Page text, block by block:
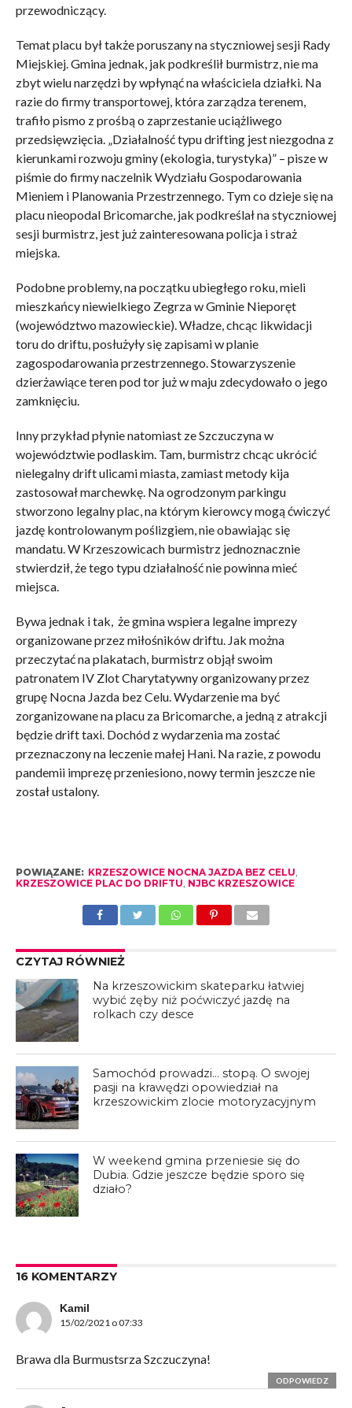
przewodniczący.
Temat placu był także poruszany na styczniowej sesji Rady
Miejskiej. Gmina jednak, jak podkreślił burmistrz, nie ma
zbyt wielu narzędzi by wpłynąć na właściciela działki. Na
razie do firmy transportowej, która zarządza terenem,
trafiło pismo z prośbą o zaprzestanie uciążliwego
przedsięwzięcia. „Działalność typu drifting jest niezgodna z
kierunkami rozwoju gminy (ekologia, turystyka)” – pisze w
piśmie do firmy naczelnik Wydziału Gospodarowania
Mieniem i Planowania Przestrzennego. Tym co dzieje się na
placu nieopodal Bricomarche, jak podkreślał na styczniowej
sesji burmistrz, jest już zainteresowana policja i straż
miejska.
Podobne problemy, na początku ubiegłego roku, mieli
mieszkańcy niewielkiego Zegrza w Gminie Nieporęt
(województwo mazowieckie). Władze, chcąc likwidacji
toru do driftu, posłużyły się zapisami w planie
zagospodarowania przestrzennego. Stowarzyszenie
dzierżawiące teren pod tor już w maju zdecydowało o jego
zamknięciu.
Inny przykład płynie natomiast ze Szczuczyna w
województwie podlaskim. Tam, burmistrz chcąc ukrócić
nielegalny drift ulicami miasta, zamiast metody kija
zastosował marchewkę. Na ogrodzonym parkingu
stworzono legalny plac, na którym kierowcy mogą ćwiczyć
jazdę kontrolowanym poślizgiem, nie obawiając się
mandatu. W Krzeszowicach burmistrz jednoznacznie
stwierdził, że tego typu działalność nie powinna mieć
miejsca.
Bywa jednak i tak, że gmina wspiera legalne imprezy
organizowane przez miłośników driftu. Jak można
przeczytać na plakatach, burmistrz objął swoim
patronatem IV Zlot Charytatywny organizowany przez
grupę Nocna Jazda bez Celu. Wydarzenie ma być
zorganizowane na placu za Bricomarche, a jedną z atrakcji
będzie drift taxi. Dochód z wydarzenia ma zostać
przeznaczony na leczenie małej Hani. Na razie, z powodu
pandemii imprezę przeniesiono, nowy termin jeszcze nie
został ustalony.
POWIĄZANE: KRZESZOWICE NOCNA JAZDA BEZ CELU,
KRZESZOWICE PLAC DO DRIFTU, NJBC KRZESZOWICE
CZYTAJ RÓWNIEŻ
Na krzeszowickim skateparku łatwiej
wybić zęby niż poćwiczyć jazdę na
rolkach czy desce
Samochód prowadzi… stopą. O swojej
pasji na krawędzi opowiedział na
krzeszowickim zlocie motoryzacyjnym
W weekend gmina przeniesie się do
Dubia. Gdzie jeszcze będzie sporo się
działo?
16 KOMENTARZY
Kamil
15/02/2021 o 07:33
Brawa dla Burmustsrza Szczuczyna!
ODPOWIEDZ